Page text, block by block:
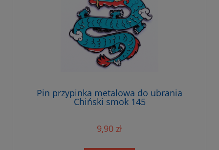
Pin przypinka metalowa do ubrania
Chiński smok 145
9,90 zł